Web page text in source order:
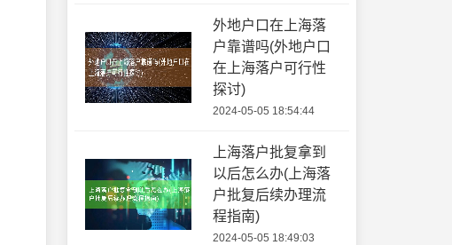
外地户口在上海落
户靠谱吗(外地户口
在上海落户可行性
探讨)
2024-05-05 18:54:44
上海落户批复拿到
以后怎么办(上海落
户批复后续办理流
程指南)
2024-05-05 18:49:03